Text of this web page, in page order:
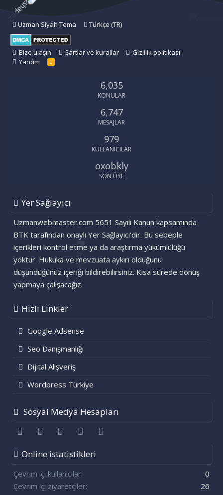
Uzman Siyah Tema Türkçe (TR)
Bize ulaşın Şartlar ve kurallar
Gizlilik politikası
Yardım
R
6,035
KONULAR
6,747
MESAJLAR
979
KULLANICILAR
oxobkly
SON ÜYE
Yer Sağlayıcı
Uzmanwebmaster.com 5651 Sayılı Kanun kapsamında
BTK tarafından onaylı Yer Sağlayıcı'dır. Bu sebeple
içerikleri kontrol etme ya da araştırma yükümlülüğü
yoktur. Hukuka ve mevzuata aykırı olduğunu
düşündüğünüz içeriği bildirebilirsiniz. Kısa sürede dönüş
yapmaya çalışacağız.
Hızlı Linkler
Google Adsense
Seo Danışmanlığı
Dijital Alışveriş
Wordpress Türkiye
Sosyal Medya Hesapları
FacebookTwitter youtubeBize ulaşın
Online istatistikleri
Çevrim içi kullanıcılar
0
Çevrim içi ziyaretçiler
26